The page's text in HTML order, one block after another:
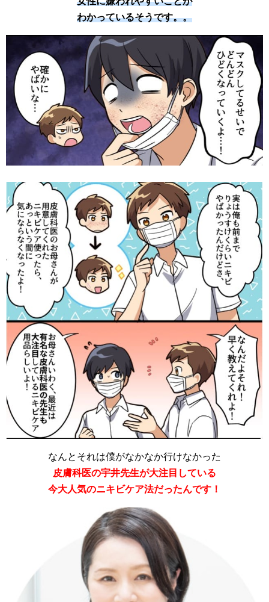
わかっているそうです。。
なんとそれは僕がなかなか行けなかった
皮膚科医の宇井先生が大注目している
今大人気のニキビケア法だったんです！